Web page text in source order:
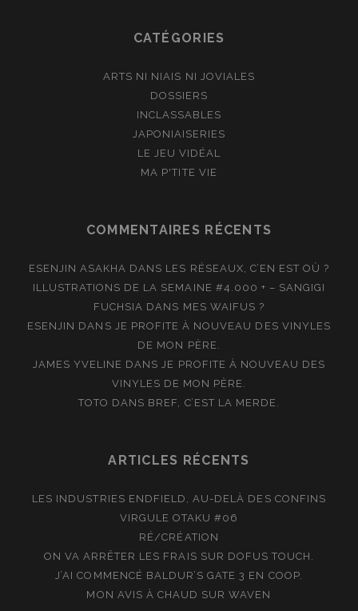
CATÉGORIES
ARTS NI NIAIS NI JOVIALES
DOSSIERS
INCLASSABLES
JAPONIAISERIES
LE JEU VIDÉAL
MA P'TITE VIE
COMMENTAIRES RÉCENTS
ESENJIN ASAKHA DANS LES RÉSEAUX, C’EN EST OÙ ?
ILLUSTRATIONS DE LA SEMAINE #4.000 + – SANGIGI
FUCHSIA DANS MES WAIFUS ?
ESENJIN DANS JE PROFITE À NOUVEAU DES VINYLES
DE MON PÈRE.
JAMES YVELINE DANSJE PROFITE À NOUVEAU DES
VINYLES DE MON PÈRE.
TOTO DANS BREF, C’EST LA MERDE.
ARTICLES RÉCENTS
LES INDUSTRIES ENDFIELD, AU-DELÀ DES CONFINS
VIRGULE OTAKU #06
RÉ/CRÉATION
ON VA ARRÊTER LES FRAIS SUR DOFUS TOUCH.
J’AI COMMENCÉ BALDUR’S GATE 3 EN COOP.
MON AVIS À CHAUD SUR WAVEN